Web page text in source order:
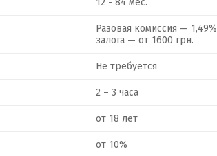
Разовая комиссия —
залога — от 1600 грн.
Не требуется
2 – 3 часа
от 18 лет
от 10%